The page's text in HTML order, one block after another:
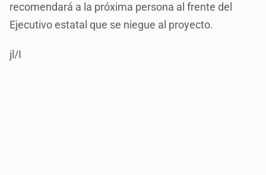
recomendará a la próxima persona al frente del
Ejecutivo estatal que se niegue al proyecto.
jl/I